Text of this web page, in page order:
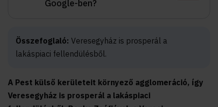
Google-ben?
Összefoglaló: Veresegyház is prosperál a
lakáspiaci fellendülésből.
A Pest külső kerületeit környező agglomeráció, így
Veresegyház is prosperál a lakáspiaci